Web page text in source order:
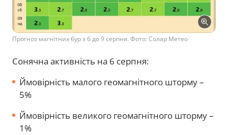
Прогноз магнітних бур з 6 до 9 серпня. Фото: Солар Метео
Сонячна активність на 6 серпня:
Ймовірність малого геомагнітного шторму –
5%
Ймовірність великого геомагнітного шторму –
1%